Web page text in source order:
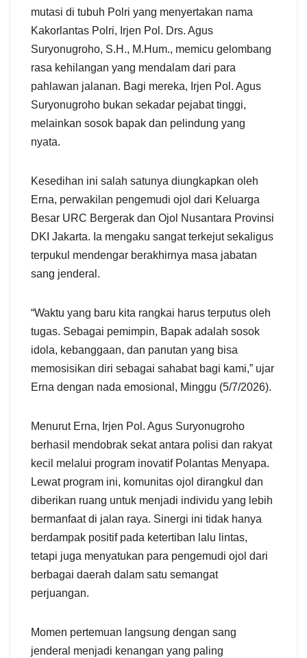
mutasi di tubuh Polri yang menyertakan nama
Kakorlantas Polri, Irjen Pol. Drs. Agus
Suryonugroho, S.H., M.Hum., memicu gelombang
rasa kehilangan yang mendalam dari para
pahlawan jalanan. Bagi mereka, Irjen Pol. Agus
Suryonugroho bukan sekadar pejabat tinggi,
melainkan sosok bapak dan pelindung yang
nyata.
Kesedihan ini salah satunya diungkapkan oleh
Erna, perwakilan pengemudi ojol dari Keluarga
Besar URC Bergerak dan Ojol Nusantara Provinsi
DKI Jakarta. Ia mengaku sangat terkejut sekaligus
terpukul mendengar berakhirnya masa jabatan
sang jenderal.
“Waktu yang baru kita rangkai harus terputus oleh
tugas. Sebagai pemimpin, Bapak adalah sosok
idola, kebanggaan, dan panutan yang bisa
memosisikan diri sebagai sahabat bagi kami,” ujar
Erna dengan nada emosional, Minggu (5/7/2026).
Menurut Erna, Irjen Pol. Agus Suryonugroho
berhasil mendobrak sekat antara polisi dan rakyat
kecil melalui program inovatif Polantas Menyapa.
Lewat program ini, komunitas ojol dirangkul dan
diberikan ruang untuk menjadi individu yang lebih
bermanfaat di jalan raya. Sinergi ini tidak hanya
berdampak positif pada ketertiban lalu lintas,
tetapi juga menyatukan para pengemudi ojol dari
berbagai daerah dalam satu semangat
perjuangan.
Momen pertemuan langsung dengan sang
jenderal menjadi kenangan yang paling